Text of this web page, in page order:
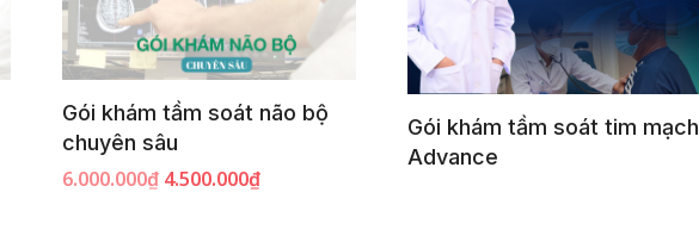
Gói khám tầm soát não bộ
chuyên sâu
6.000.000₫ 4.500.000₫
Gói khám tầm soát tim mạch
Advance